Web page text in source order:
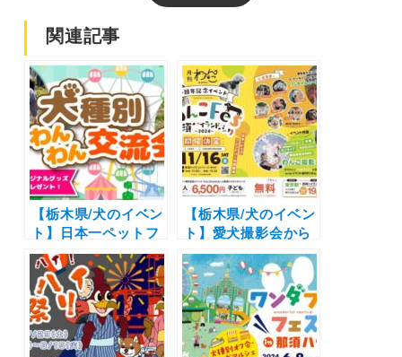
関連記事
【栃木県/犬のイベン
ト】日本一ペットフ
レンドリーな遊園地
で開催「犬種別わん
わん交流会」フォト
コンテストも！（那
須ハイランドパー
ク）6/10-6/25
【栃木県/犬のイベン
ト】愛犬撮影会から
物販販売まで「わん
こFes 2024 in 那須
ハイランドパーク」
（那須ハイランドパ
ーク）11月16日
（土）